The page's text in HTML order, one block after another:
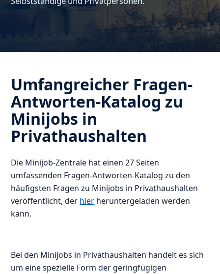
Umfangreicher Fragen-
Antworten-Katalog zu
Minijobs in
Privathaushalten
Die Minijob-Zentrale hat einen 27 Seiten
umfassenden Fragen-Antworten-Katalog zu den
häufigsten Fragen zu Minijobs in Privathaushalten
veröffentlicht, der hier heruntergeladen werden
kann.
Bei den Minijobs in Privathaushalten handelt es sich
um eine spezielle Form der geringfügigen